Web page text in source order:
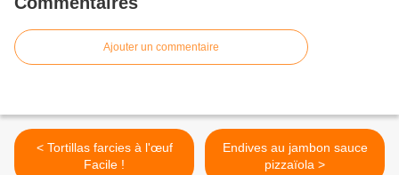
Ajouter un commentaire
< Tortillas farcies à l'œuf
Facile !
Endives au jambon sauce
pizzaïola >